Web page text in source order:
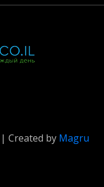
Created by Magru